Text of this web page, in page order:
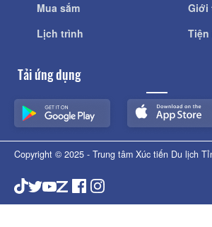
Mua sắm
Lịch trình
Giới
Tiện
Tải ứng dụng
Copyright © 2025 - Trung tâm Xúc tiến Du lịch